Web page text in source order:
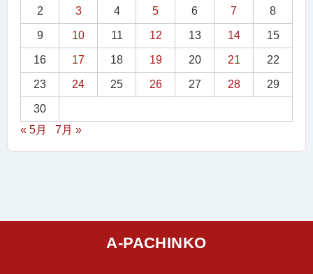
2 3 4 5 6 7 8
9 10 11 12 13 14 15
16 17 18 19 20 21 22
23 24 25 26 27 28 29
30
« 5月
7月 »